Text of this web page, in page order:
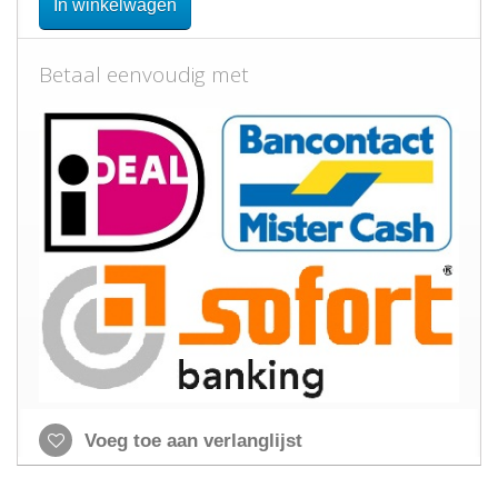
In winkelwagen
Betaal eenvoudig met
Voeg toe aan verlanglijst